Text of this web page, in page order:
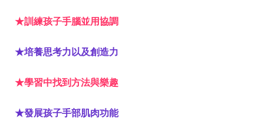
★訓練孩子手腦並用協調
★培養思考力以及創造力
★學習中找到方法與樂趣
★發展孩子手部肌肉功能